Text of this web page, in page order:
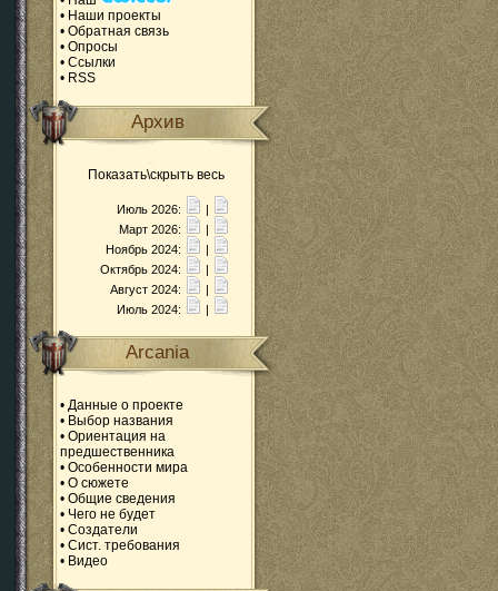
• Наши проекты
• Обратная связь
• Опросы
• Ссылки
• RSS
Архив
Показать\скрыть весь
Июль 2026:
|
Март 2026:
|
Ноябрь 2024:
|
Октябрь 2024:
|
Август 2024:
|
Июль 2024:
|
Arcania
• Данные о проекте
• Выбор названия
• Ориентация на
предшественника
• Особенности мира
• О сюжете
• Общие сведения
• Чего не будет
• Создатели
• Сист. требования
• Видео